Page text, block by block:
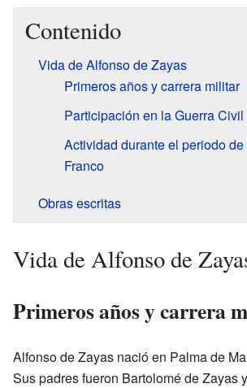
Contenido
Vida de Alfonso de Zayas
Primeros años y carrera militar
Participación en la Guerra
Actividad durante el periodo
Franco
Obras escritas
Vida de Alfonso de
Primeros años y carrera
Alfonso de Zayas nació en Palma de
Sus padres fueron Bartolomé de Zayas